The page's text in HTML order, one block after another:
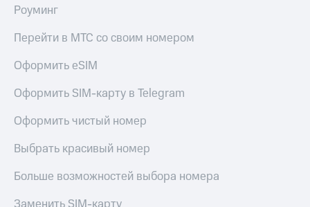
Роуминг
Перейти в МТС со своим номером
Оформить eSIM
Оформить SIM-карту в Telegram
Оформить чистый номер
Выбрать красивый номер
Больше возможностей выбора номера